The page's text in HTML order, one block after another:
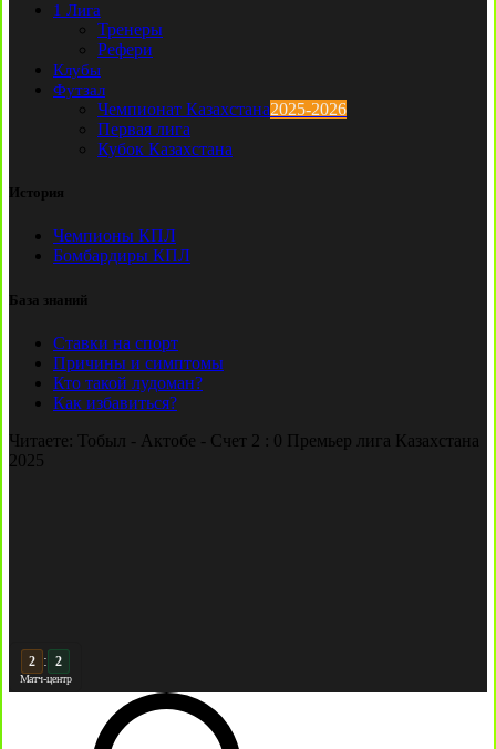
1 Лига
Тренеры
Рефери
Клубы
Футзал
Чемпионат Казахстана2025-2026
Первая лига
Кубок Казахстана
История
Чемпионы КПЛ
Бомбардиры КПЛ
База знаний
Ставки на спорт
Причины и симптомы
Кто такой лудоман?
Как избавиться?
Читаете: Тобыл - Актобе - Счет 2 : 0 Премьер лига Казахстана
2025
: 2
Матч-центр